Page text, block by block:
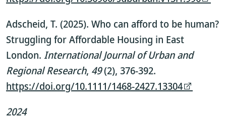
Adscheid, T. (2025). Who can afford to be human?
Struggling for Affordable Housing in East
London. International Journal of Urban and
Regional Research, 49(2), 376-392.
https://doi.org/10.1111/1468-2427.13304
2024